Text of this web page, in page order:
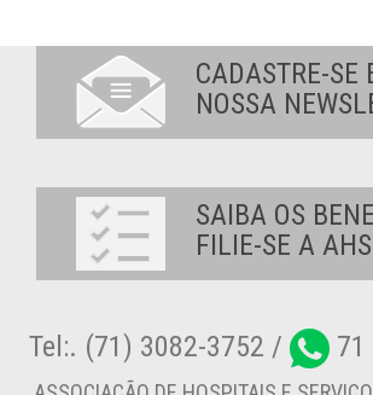
CADASTRE-SE
NOSSA
SAIBA OS
FILIE-SE A
Tel:. (71) 3082-3752 / 71